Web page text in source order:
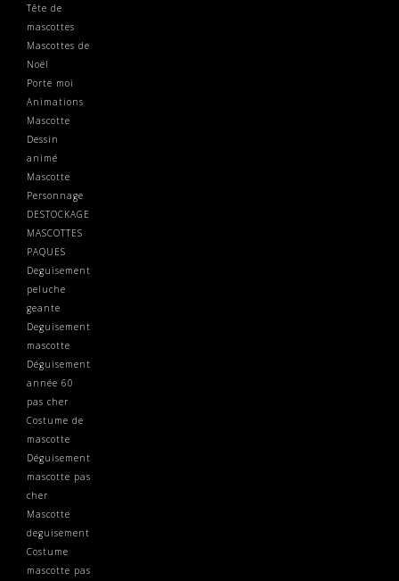
Tête de
mascottes
Mascottes de
Noël
Porte moi
Animations
Mascotte
Dessin
animé
Mascotte
Personnage
DESTOCKAGE
MASCOTTES
PAQUES
Deguisement
peluche
geante
Deguisement
mascotte
Déguisement
année 60
pas cher
Costume de
mascotte
Déguisement
mascotte pas
cher
Mascotte
deguisement
Costume
mascotte pas